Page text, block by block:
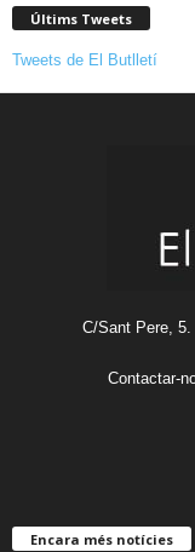
Últims Tweets
Tweets de El Butlletí
C/Sant Pere,
Contactar-
Encara més notícies